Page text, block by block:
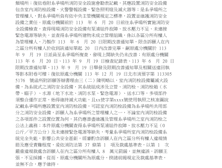
類場所；復依卷附系爭場所消防安全設施會勘表記載，其應設置消防安全設備
包含室內消防栓設備、火警警報設備，緊急照明燈及滅火器等；是系爭場所之
管理權人，對系爭場所負有依中央主管機關規定之標準，設置並維護消防安全
設備之責任。原處分機關前於 113 年 6 月 20 日前往系爭場所實施消防安
全設備檢查，查得現場消防安全設備有泵浦組件故障、放水壓力不足、未連接
緊急電源等缺失，並查得系爭場所建物未成立管理組織，係以各區分所有權人
為管理權人，乃製作 113 年 6 月 20 日限期改善通知單，限含訴願人在內
之區分所有權人於收到該通知單起 20 日內改善完畢。嗣原處分機關於 113
年 9 月 19 日派員至系爭場所複查，發現上開缺失仍未改善；有原處分機關
113 年 6 月 20 日、113 年 9 月 19 日檢查紀錄表、113 年 6 月 20 日
限期改善通知單、113 年 9 月 19 日舉發及限期改善通知單及相關送達回執
等影本附卷可稽；復依原處分機關 113 年 12 月 19 日北市消預字第 113305
5176 號函所附訴願答辯書理由三（二）陳明略以，室內消防栓設備屬滅火設
備，為系統式之消防安全設備，其系統組成涉及立管、消防栓、消防栓箱（水
帶、瞄子）、水源（地下水池、消防水泵、緊急電源）、送水口等，多項部件
須整合運作正常，始得維持滅火功能，且xx使字第xxxx號使用執照之核准圖說
記載系爭場所應設置室內消防栓設備，可認室內消防栓設備為系爭場所共用部
分之消防安全設備，訴願人為系爭場所之管理權人之一，不論室內消防栓設備
之各項部件之設置位置為何，其仍應善盡維護及管理系爭場所之室內消防栓之
公法上義務；本件原處分機關查得系爭場所泵浦組件故障、放水壓力不足（0
公斤／平方公分）及未連接緊急電源等缺失，考量系爭場所室內消防栓設備系
統完全失能，影響公共安全甚鉅，經審酌含訴願人在內之區分所有權人違規情
節及應受責難程度，爰依消防法第 37 條第 1 項及裁處基準表，以第 1 次
嚴重違規裁處含訴願人在內之區分所有權人 8 萬元罰鍰，並無違誤。訴願主
張，不足採據。從而，原處分機關所為原處分，揆諸前揭規定及裁處基準表，
並無不合，應予維持。